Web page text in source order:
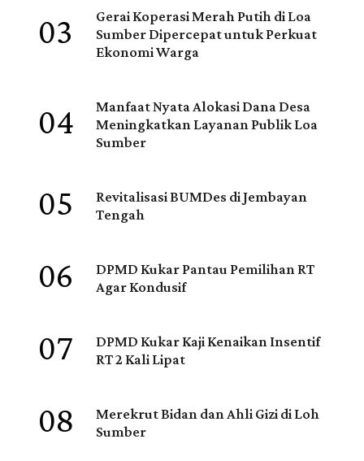
03 Gerai Koperasi Merah Putih di Loa
Sumber Dipercepat untuk Perkuat
Ekonomi Warga
04 Manfaat Nyata Alokasi Dana Desa
Meningkatkan Layanan Publik Loa
Sumber
05 Revitalisasi BUMDes di Jembayan
Tengah
06 DPMD Kukar Pantau Pemilihan RT
Agar Kondusif
07 DPMD Kukar Kaji Kenaikan Insentif
RT 2 Kali Lipat
08 Merekrut Bidan dan Ahli Gizi di Loh
Sumber